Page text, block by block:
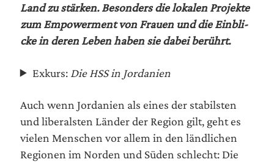
Land zu stär­ken. Beson­ders die loka­len Pro­jek­te
zum Empower­ment von Frau­en und die Ein­bli­
cke in deren Leben haben sie dabei berührt.
Exkurs: Die HSS in Jordanien
Auch wenn Jor­da­ni­en als eines der sta­bils­ten
und libe­rals­ten Län­der der Regi­on gilt, geht es
vie­len Men­schen vor allem in den länd­li­chen
Regio­nen im Nor­den und Süden schlecht: Die